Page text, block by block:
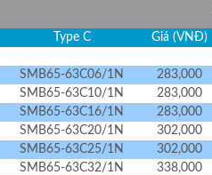
Type C Giá (VNĐ)
SMB65-63C06/1N
283,000
SMB65-63C10/1N
283,000
SMB65-63C16/1N
283,000
SMB65-63C20/1N
302,000
SMB65-63C25/1N
302,000
SMB65-63C32/1N
338,000